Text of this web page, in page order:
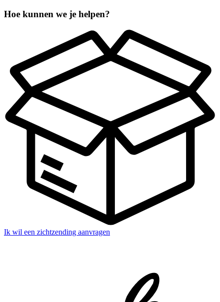
Hoe kunnen we je helpen?
Ik wil een zichtzending aanvragen